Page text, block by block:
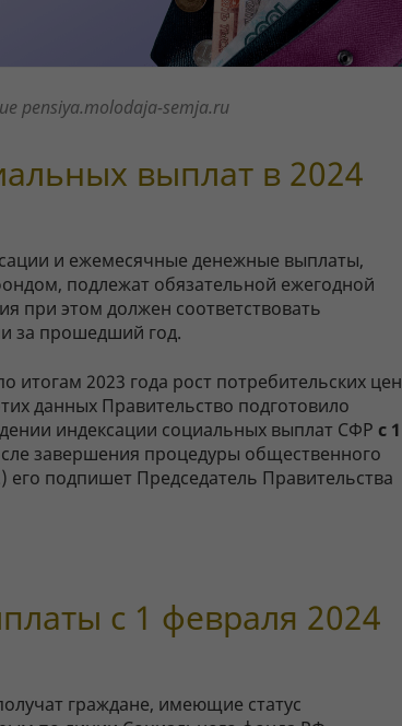
pensiya.molodaja-semja.ru
выплат в 2024
и ежемесячные денежные выплаты,
подлежат обязательной ежегодной
при этом должен соответствовать
за прошедший год.
итогам 2023 года рост потребительских цен
данных Правительство подготовило
индексации социальных выплат СФР с 1
завершения процедуры общественного
его подпишет Председатель Правительства
с 1 февраля 2024
граждане, имеющие статус